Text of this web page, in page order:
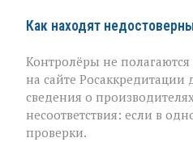
Как находят
Контролёры не
на сайте Росаккредитации
сведения о
несоответствия: если в
проверки.